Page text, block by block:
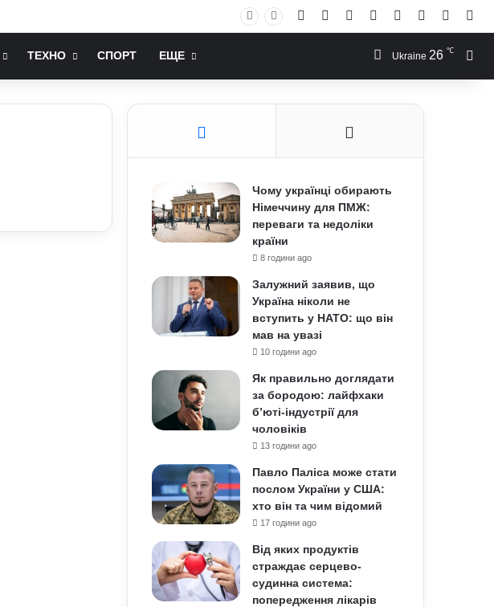
Facebook YouTubeInstagram
RSS Log In
ТЕХНО СПОРТ ЕЩЕ Ukraine 26 ℃
Чому українці обирають
Німеччину для ПМЖ:
переваги та недоліки
країни
8 години ago
Залужний заявив, що
Україна ніколи не
вступить у НАТО: що він
мав на увазі
10 години ago
Як правильно доглядати
за бородою: лайфхаки
б’юті-індустрії для
чоловіків
13 години ago
Павло Паліса може стати
послом України у США:
хто він та чим відомий
17 години ago
Від яких продуктів
страждає серцево-
судинна система:
попередження лікарів